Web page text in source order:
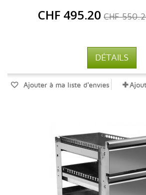
CHF 495.20 CHF
DÉTAILS
Ajouter à ma liste d'envies